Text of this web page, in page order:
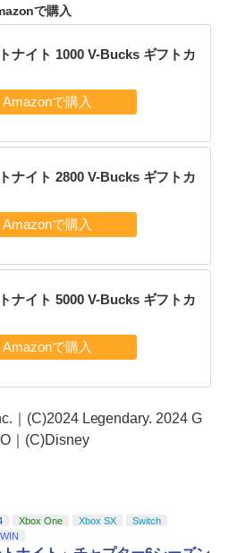
で購入
ナイト 1000 V-Bucks ギフトカ
ナイト 2800 V-Bucks ギフトカ
ナイト 5000 V-Bucks ギフトカ
｜(C)2024 Legendary. 2024 G
｜(C)Disney
Xbox One Xbox SX
Switch
WIN